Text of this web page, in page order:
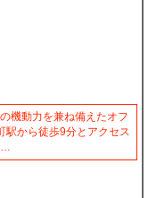
機動力を兼ね備えたオフ
駅から徒歩9分とアクセス